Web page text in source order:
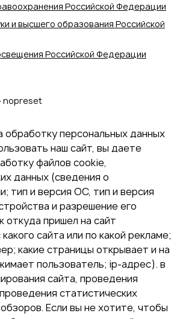
Российской Федерации
и высшего образования Российской
Российской Федерации
nopreset
обработку персональных данных
наш сайт, вы даете
файлов cookie,
данных (сведения о
тип и версия ОС, тип и версия
и разрешение его
откуда пришел на сайт
сайта или по какой рекламе;
какие страницы открывает и на
пользователь; ip-адрес). в
сайта, проведения
статистических
Если вы не хотите, чтобы